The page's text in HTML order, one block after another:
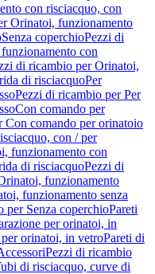
con risciacquo, con
Orinatoi, funzionamento
Senza coperchioPezzi di
con
di ricambio per Orinatoi,
di risciacquoPer
Pezzi di ricambio per Per
Con comando per
Con comando per orinatoio
con / per
funzionamento con
di risciacquoPezzi di
funzionamento
funzionamento senza
per Senza coperchioPareti
per orinatoi, in
orinatoi, in vetroPareti di
Pezzi di ricambio
di risciacquo, curve di